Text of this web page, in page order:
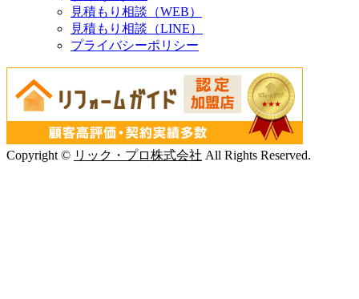
見積もり相談（WEB）
見積もり相談（LINE）
プライバシーポリシー
Copyright © リック・プロ株式会社 All Rights Reserved.